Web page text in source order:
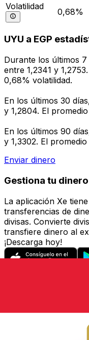
Volatilidad
0,68%
UYU a EGP
Durante los últimos
entre 1,2341 y
0,68% volatilidad.
En los últimos 30
y 1,2804. El
En los últimos 90
y 1,3302. El
Enviar dinero
Gestiona tu
La aplicación Xe
transferencias de
divisas. Convierte
transfiere dinero al
¡Descarga hoy!